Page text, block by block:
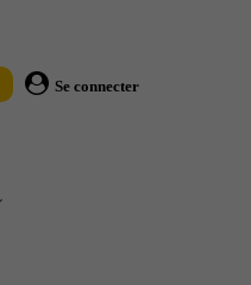
Se connecter